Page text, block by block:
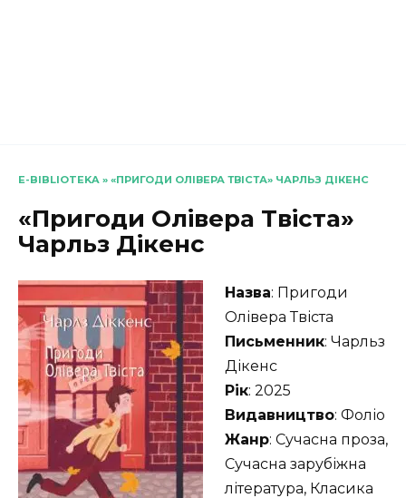
E-BIBLIOTEKA » «ПРИГОДИ ОЛІВЕРА ТВІСТА» ЧАРЛЬЗ ДІКЕНС
«Пригоди Олівера Твіста»
Чарльз Дікенс
Назва: Пригоди
Олівера Твіста
Письменник: Чарльз
Дікенс
Рік: 2025
Видавництво: Фоліо
Жанр: Сучасна проза,
Сучасна зарубіжна
література, Класика